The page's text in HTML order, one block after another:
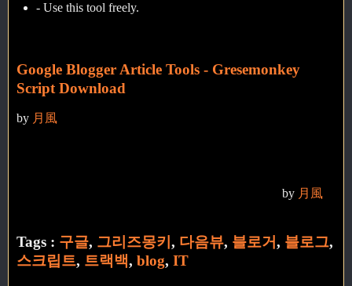
- Use this tool freely.
Google Blogger Article Tools - Gresemonkey
Script Download
by 月風
by 月風
Tags : 구글, 그리즈몽키 , 다음뷰, 블로거, 블로그,
스크립트, 트랙백, blog, IT